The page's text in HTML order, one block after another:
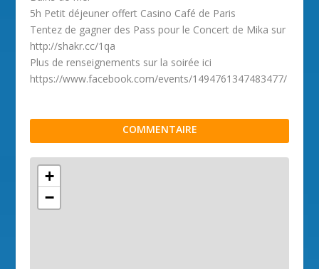
5h Petit déjeuner offert Casino Café de Paris
Tentez de gagner des Pass pour le Concert de Mika sur
http://shakr.cc/1qa
Plus de renseignements sur la soirée ici
https://www.facebook.com/events/1494761347483477/
COMMENTAIRE
+
−